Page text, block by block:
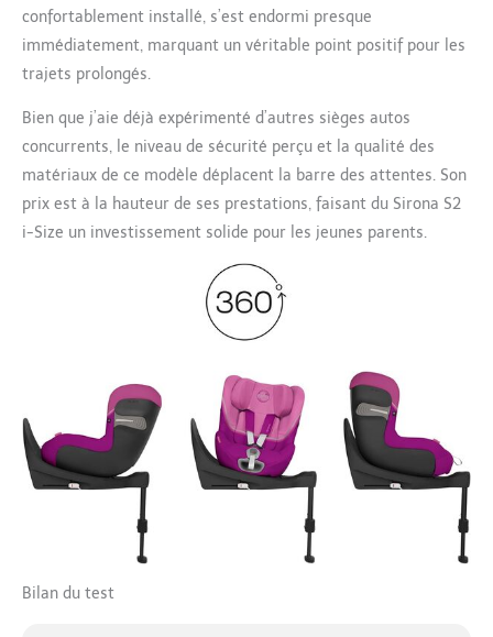
confortablement installé, s’est endormi presque
immédiatement, marquant un véritable point positif pour les
trajets prolongés.
Bien que j’aie déjà expérimenté d’autres sièges autos
concurrents, le niveau de sécurité perçu et la qualité des
matériaux de ce modèle déplacent la barre des attentes. Son
prix est à la hauteur de ses prestations, faisant du Sirona S2
i-Size un investissement solide pour les jeunes parents.
Bilan du test